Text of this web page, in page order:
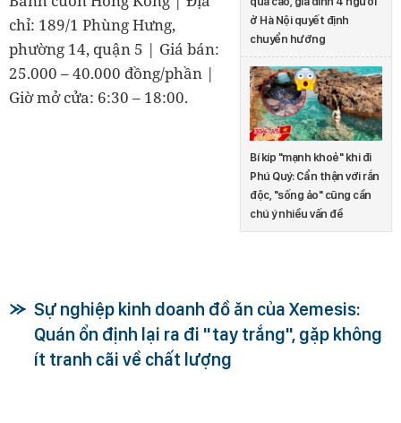
ở Hà Nội quyết định
chuyển hướng
Bí kíp "mạnh khoẻ" khi đi
Phú Quý: Cẩn thận với rắn
độc, "sống ảo" cũng cần
chú ý nhiều vấn đề
chỉ: 189/1 Phùng Hưng,
phường 14, quận 5 | Giá bán:
25.000 – 40.000 đồng/phần |
Giờ mở cửa: 6:30 – 18:00.
Sự nghiệp kinh doanh đồ ăn của Xemesis:
Quán ổn định lại ra đi "tay trắng", gặp không
ít tranh cãi về chất lượng